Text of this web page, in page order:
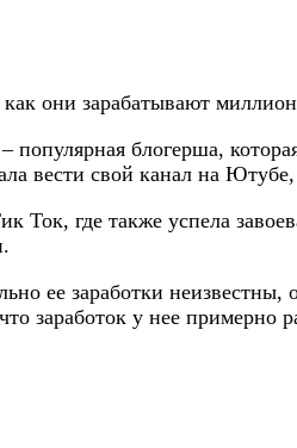
популярная блогерша,
вести свой канал на
Ток, где также успела
ее заработки
заработок у нее примерно